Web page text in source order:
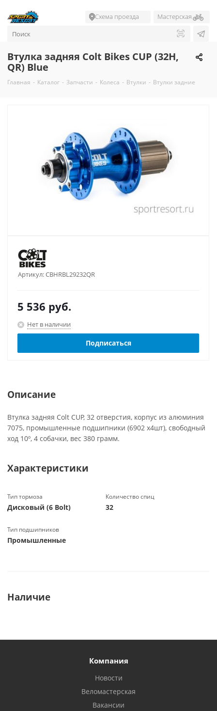
Схема проезда Мастерская
Втулка задняя Colt Bikes CUP (32H,
QR) Blue
Главная - Каталог - Запчасти - Колеса - Втулки - Втулки задние
Артикул:CBHRBL29232QR
5 536 руб.
Нет в наличии
Подписаться
Описание
Втулка задняя Colt CUP, 32 отверстия, корпус из алюминия
7075, промышленные подшипники (6902 х4шт), свободный
ход 10º, 4 собачки, вес 380 грамм.
Характеристики
Тип тормоза
Дисковый (6 Bolt)
Количество спиц
32
Тип подшипников
Промышленные
Наличие
Компания
Новости
Веломастерская
Вакансии